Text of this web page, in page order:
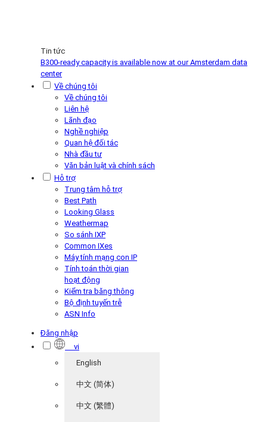
Tin tức
B300-ready capacity is available now at our Amsterdam data
center
Về chúng tôi
Về chúng tôi
Liên hệ
Lãnh đạo
Nghề nghiệp
Quan hệ đối tác
Nhà đầu tư
Văn bản luật và chính sách
Hỗ trợ
Trung tâm hỗ trợ
Best Path
Looking Glass
Weathermap
So sánh IXP
Common IXes
Máy tính mạng con IP
Tính toán thời gian
hoạt động
Kiểm tra băng thông
Bộ định tuyến trễ
ASN Info
Đăng nhập
vi
English
中文 (简体)
中文 (繁體)